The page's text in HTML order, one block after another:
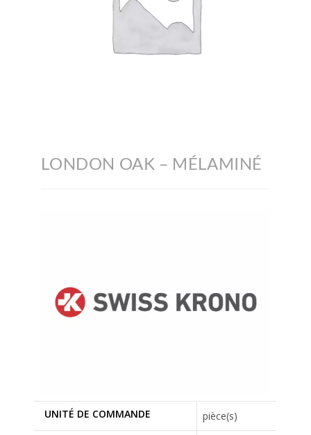
LONDON OAK – MÉLAMINÉ
UNITÉ DE COMMANDE pièce(s)